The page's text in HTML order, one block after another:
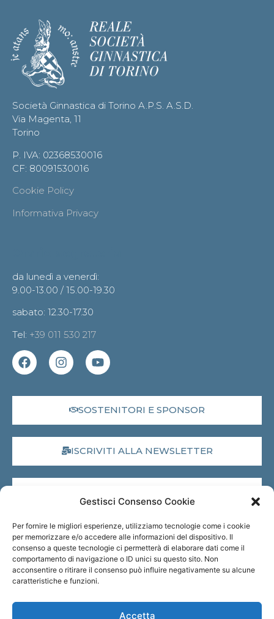
Gestisci Consenso Cookie
Per fornire le migliori esperienze, utilizziamo tecnologie come i cookie
per memorizzare e/o accedere alle informazioni del dispositivo. Il
consenso a queste tecnologie ci permetterà di elaborare dati come il
comportamento di navigazione o ID unici su questo sito. Non
acconsentire o ritirare il consenso può influire negativamente su alcune
caratteristiche e funzioni.
Accetta
Società Ginnastica di Torino A.P.S. A.S.D.
Via Magenta, 11
Torino
P. IVA: 02368530016
CF: 80091530016
Cookie Policy
Informativa Privacy
da lunedì a venerdì:
9.00-13.00 / 15.00-19.30
sabato: 12.30-17.30
Tel: +39 011 530 217
SOSTENITORI E SPONSOR
ISCRIVITI ALLA NEWSLETTER
MUSEO VIRTUALE
TRASPARENZA